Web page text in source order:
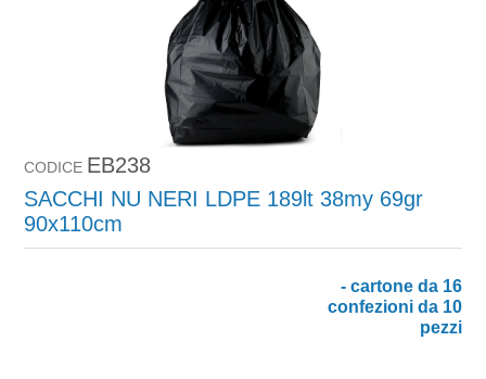
CODICE EB238
SACCHI NU NERI LDPE 189lt 38my 69gr
90x110cm
- cartone da 16
confezioni da 10
pezzi